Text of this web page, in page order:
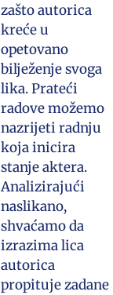
zašto autorica
kreće u
opetovano
bilježenje svoga
lika. Prateći
radove možemo
nazrijeti radnju
koja inicira
stanje aktera.
Analizirajući
naslikano,
shvaćamo da
izrazima lica
autorica
propituje zadane